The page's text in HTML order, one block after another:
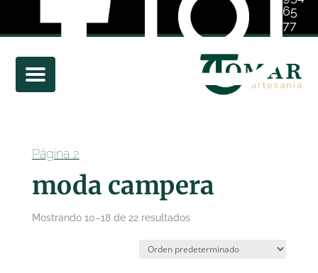
65
77
01
Página 2
moda campera
Mostrando 10–18 de 22 resultados